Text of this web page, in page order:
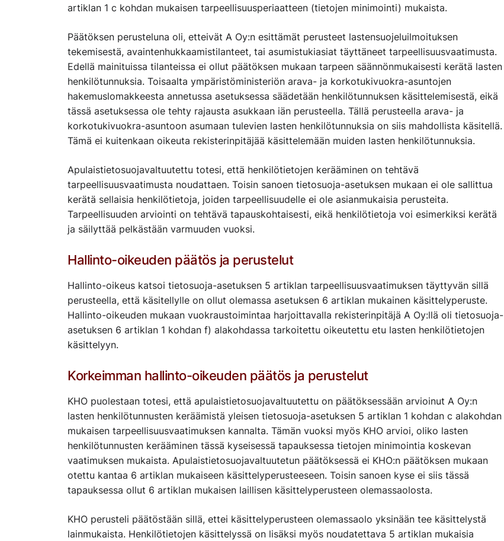
artiklan 1 c kohdan mukaisen tarpeellisuusperiaatteen (tietojen minimointi) mukaista.
Päätöksen perusteluna oli, etteivät A Oy:n esittämät perusteet lastensuojeluilmoituksen
tekemisestä, avaintenhukkaamistilanteet, tai asumistukiasiat täyttäneet tarpeellisuusvaatimusta.
Edellä mainituissa tilanteissa ei ollut päätöksen mukaan tarpeen säännönmukaisesti kerätä lasten
henkilötunnuksia. Toisaalta ympäristöministeriön arava- ja korkotukivuokra-asuntojen
hakemuslomakkeesta annetussa asetuksessa säädetään henkilötunnuksen käsittelemisestä, eikä
tässä asetuksessa ole tehty rajausta asukkaan iän perusteella. Tällä perusteella arava- ja
korkotukivuokra-asuntoon asumaan tulevien lasten henkilötunnuksia on siis mahdollista käsitellä.
Tämä ei kuitenkaan oikeuta rekisterinpitäjää käsittelemään muiden lasten henkilötunnuksia.
Apulaistietosuojavaltuutettu totesi, että henkilötietojen kerääminen on tehtävä
tarpeellisuusvaatimusta noudattaen. Toisin sanoen tietosuoja-asetuksen mukaan ei ole sallittua
kerätä sellaisia henkilötietoja, joiden tarpeellisuudelle ei ole asianmukaisia perusteita.
Tarpeellisuuden arviointi on tehtävä tapauskohtaisesti, eikä henkilötietoja voi esimerkiksi kerätä
ja säilyttää pelkästään varmuuden vuoksi.
Hallinto-oikeuden päätös ja perustelut
Hallinto-oikeus katsoi tietosuoja-asetuksen 5 artiklan tarpeellisuusvaatimuksen täyttyvän sillä
perusteella, että käsitellylle on ollut olemassa asetuksen 6 artiklan mukainen käsittelyperuste.
Hallinto-oikeuden mukaan vuokraustoimintaa harjoittavalla rekisterinpitäjä A Oy:llä oli tietosuoja-
asetuksen 6 artiklan 1 kohdan f) alakohdassa tarkoitettu oikeutettu etu lasten henkilötietojen
käsittelyyn.
Korkeimman hallinto-oikeuden päätös ja perustelut
KHO puolestaan totesi, että apulaistietosuojavaltuutettu on päätöksessään arvioinut A Oy:n
lasten henkilötunnusten keräämistä yleisen tietosuoja-asetuksen 5 artiklan 1 kohdan c alakohdan
mukaisen tarpeellisuusvaatimuksen kannalta. Tämän vuoksi myös KHO arvioi, oliko lasten
henkilötunnusten kerääminen tässä kyseisessä tapauksessa tietojen minimointia koskevan
vaatimuksen mukaista. Apulaistietosuojavaltuutetun päätöksessä ei KHO:n päätöksen mukaan
otettu kantaa 6 artiklan mukaiseen käsittelyperusteeseen. Toisin sanoen kyse ei siis tässä
tapauksessa ollut 6 artiklan mukaisen laillisen käsittelyperusteen olemassaolosta.
KHO perusteli päätöstään sillä, ettei käsittelyperusteen olemassaolo yksinään tee käsittelystä
lainmukaista. Henkilötietojen käsittelyssä on lisäksi myös noudatettava 5 artiklan mukaisia